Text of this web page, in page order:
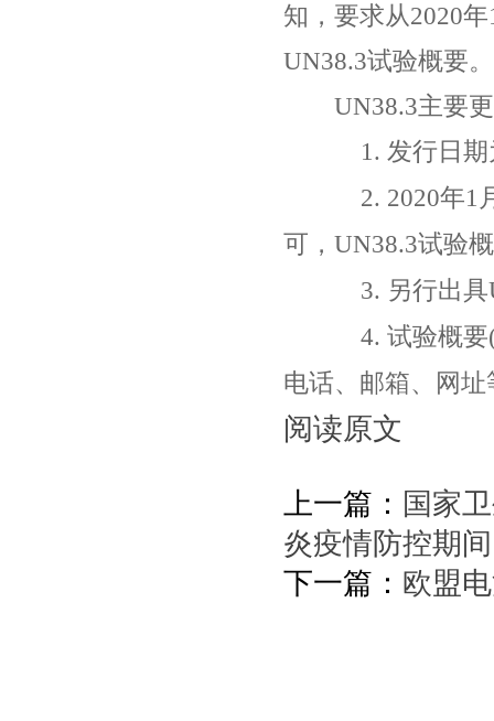
知，要求从2020
UN38.3试验概要。
UN38.3主要更
1. 发行日期为
2. 2020年1月
可，UN38.3试验
3. 另行出具
4. 试验概要
电话、邮箱、网
阅读原文
上一篇： 国家
炎疫情防控期
下一篇： 欧盟